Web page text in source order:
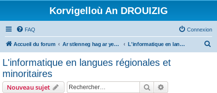
Korvigelloù An DROUIZIG
FAQ Connexion
Accueil du forum Ar stlenneg hag ar yezhoù bihan er bed a-bezh L'informatique en langues régionales et minoritaires
L'informatique en langues régionales et
minoritaires
Nouveau sujet Rechercher